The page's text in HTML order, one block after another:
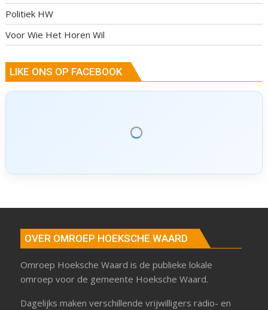
Politiek HW
Voor Wie Het Horen Wil
LIKE ONS OP FACEBOOK
OVER OMROEP HOEKSCHE WAARD
Omroep Hoeksche Waard is de publieke lokale
omroep voor de gemeente Hoeksche Waard.
Dagelijks maken verschillende vrijwilligers radio- en